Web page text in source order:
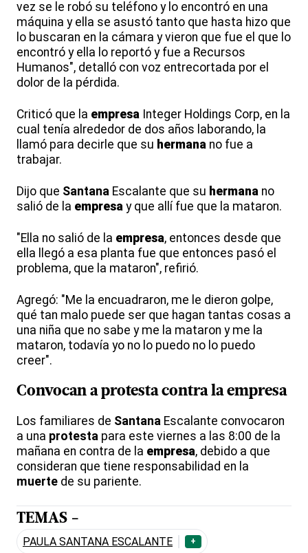
vez se le robó su teléfono y lo encontró en una
máquina y ella se asustó tanto que hasta hizo que
lo buscaran en la cámara y vieron que fue el que lo
encontró y ella lo reportó y fue a Recursos
Humanos", detalló con voz entrecortada por el
dolor de la pérdida.
Criticó que la empresa Integer Holdings Corp, en la
cual tenía alrededor de dos años laborando, la
llamó para decirle que su hermana no fue a
trabajar.
Dijo que Santana Escalante que su hermana no
salió de la empresa y que allí fue que la mataron.
"Ella no salió de la empresa, entonces desde que
ella llegó a esa planta fue que entonces pasó el
problema, que la mataron", refirió.
Agregó: "Me la encuadraron, me le dieron golpe,
qué tan malo puede ser que hagan tantas cosas a
una niña que no sabe y me la mataron y me la
mataron, todavía yo no lo puedo no lo puedo
creer".
Convocan aprotestacontra laempresa
Los familiares de Santana Escalante convocaron
a una protesta para este viernes a las 8:00 de la
mañana en contra de la empresa, debido a que
consideran que tiene responsabilidad en la
muerte de su pariente.
TEMAS -
PAULA SANTANA ESCALANTE +